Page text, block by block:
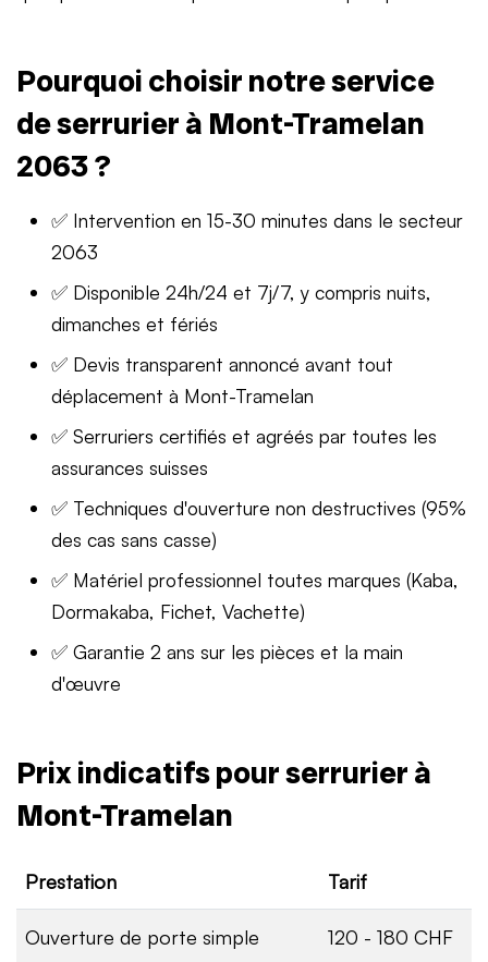
Pourquoi choisir notre service
de serrurier à Mont-Tramelan
2063 ?
✅ Intervention en 15-30 minutes dans le secteur
2063
✅ Disponible 24h/24 et 7j/7, y compris nuits,
dimanches et fériés
✅ Devis transparent annoncé avant tout
déplacement à Mont-Tramelan
✅ Serruriers certifiés et agréés par toutes les
assurances suisses
✅ Techniques d'ouverture non destructives (95%
des cas sans casse)
✅ Matériel professionnel toutes marques (Kaba,
Dormakaba, Fichet, Vachette)
✅ Garantie 2 ans sur les pièces et la main
d'œuvre
Prix indicatifs pour serrurier à
Mont-Tramelan
Prestation Tarif
Ouverture de porte simple 120 - 180 CHF